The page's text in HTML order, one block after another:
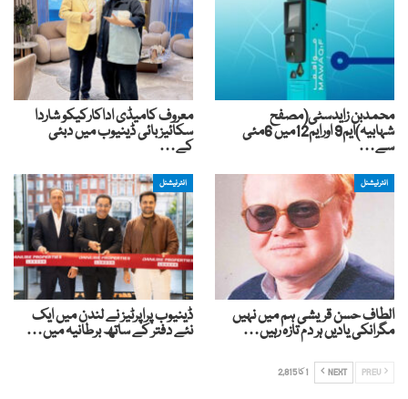
محمدبن زایدسٹی(مصفح
شہابیہ)ایم9 اورایم12میں 6مئی
سے…
معروف کامیڈی اداکارکیکو شاردا
سکائیز بائی ڈینیوب میں دبئی
کے…
انٹرنیشنل
الطاف حسن قریشی ہم میں نہیں
مگرانکی یادیں ہر دم تازہ رہیں…
انٹرنیشنل
ڈینیوب پراپرٹیز نے لندن میں ایک
نئے دفتر کے ساتھ برطانیہ میں…
NEXT 1 کا 2,815